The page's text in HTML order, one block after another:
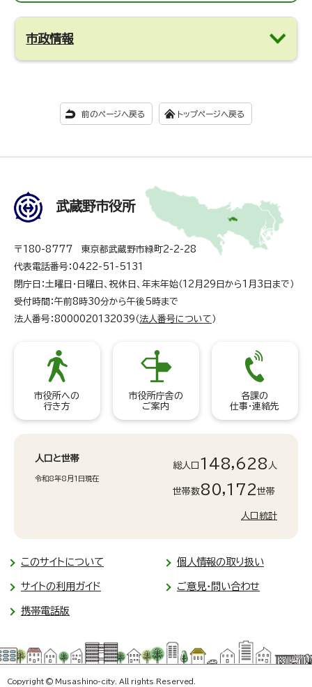
市政情報
前のページへ戻る トップページへ戻る
武蔵野市役所
〒180-8777 東京都武蔵野市緑町2-2-28
代表電話番号：0422-51-5131
閉庁日：土曜日・日曜日、祝休日、年末年始（12月29日から1月3日まで）
受付時間：午前8時30分から午後5時まで
法人番号：8000020132039（ 法人番号について ）
市役所への
行き方
市役所庁舎の
ご案内
各課の
仕事・連絡先
人口と世帯
令和8年8月1日現在
総人口 148,628 人
世帯数80,172世帯
人口統計
このサイトについて 個人情報の取り扱い
サイトの利用ガイド ご意見・問い合わせ
携帯電話版
Copyright © Musashino-city. All rights Reserved.